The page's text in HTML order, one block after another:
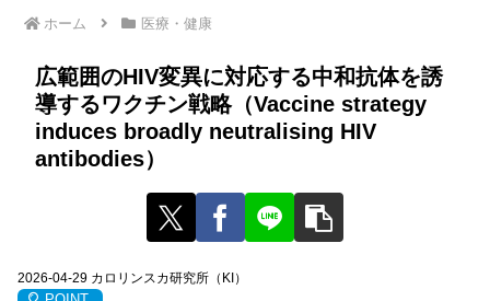
ホーム 医療・健康
広範囲のHIV変異に対応する中和抗体を誘
導するワクチン戦略（Vaccine strategy
induces broadly neutralising HIV
antibodies）
2026-04-29 カロリンスカ研究所（KI）